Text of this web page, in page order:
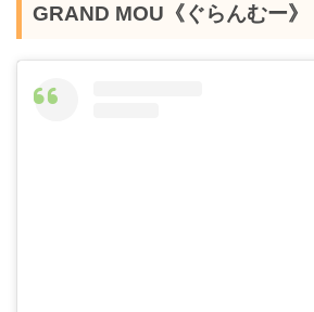
GRAND MOU《ぐらんむー》